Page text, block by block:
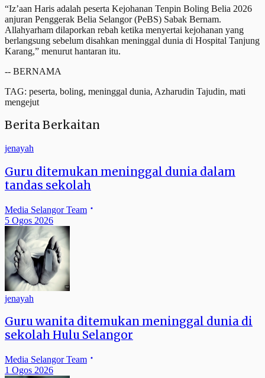
“Iz’aan Haris adalah peserta Kejohanan Tenpin Boling Belia 2026
anjuran Penggerak Belia Selangor (PeBS) Sabak Bernam.
Allahyarham dilaporkan rebah ketika menyertai kejohanan yang
berlangsung sebelum disahkan meninggal dunia di Hospital Tanjung
Karang,” menurut hantaran itu.
-- BERNAMA
TAG: peserta, boling, meninggal dunia, Azharudin Tajudin, mati
mengejut
Berita Berkaitan
jenayah
Guru ditemukan meninggal dunia dalam
tandas sekolah
Media Selangor Team
5 Ogos 2026
jenayah
Guru wanita ditemukan meninggal dunia di
sekolah Hulu Selangor
Media Selangor Team
1 Ogos 2026